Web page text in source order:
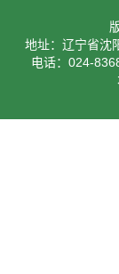
地址：辽宁省沈
电话：024-